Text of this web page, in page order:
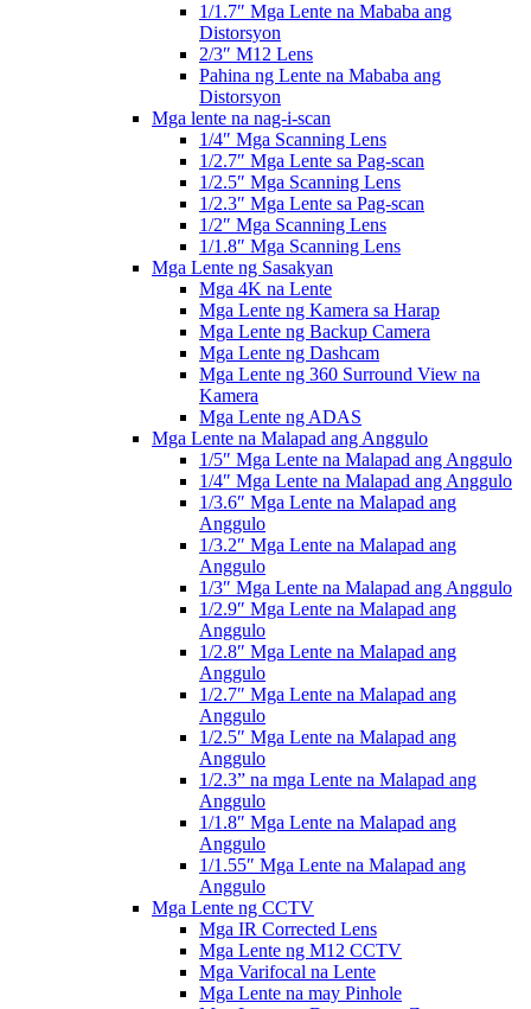
1/1.7″ Mga Lente na Mababa ang
Distorsyon
2/3″ M12 Lens
Pahina ng Lente na Mababa ang
Distorsyon
Mga lente na nag-i-scan
1/4″ Mga Scanning Lens
1/2.7″ Mga Lente sa Pag-scan
1/2.5″ Mga Scanning Lens
1/2.3″ Mga Lente sa Pag-scan
1/2″ Mga Scanning Lens
1/1.8″ Mga Scanning Lens
Mga Lente ng Sasakyan
Mga 4K na Lente
Mga Lente ng Kamera sa Harap
Mga Lente ng Backup Camera
Mga Lente ng Dashcam
Mga Lente ng 360 Surround View na
Kamera
Mga Lente ng ADAS
Mga Lente na Malapad ang Anggulo
1/5″ Mga Lente na Malapad ang Anggulo
1/4″ Mga Lente na Malapad ang Anggulo
1/3.6″ Mga Lente na Malapad ang
Anggulo
1/3.2″ Mga Lente na Malapad ang
Anggulo
1/3″ Mga Lente na Malapad ang Anggulo
1/2.9″ Mga Lente na Malapad ang
Anggulo
1/2.8″ Mga Lente na Malapad ang
Anggulo
1/2.7″ Mga Lente na Malapad ang
Anggulo
1/2.5″ Mga Lente na Malapad ang
Anggulo
1/2.3” na mga Lente na Malapad ang
Anggulo
1/1.8″ Mga Lente na Malapad ang
Anggulo
1/1.55″ Mga Lente na Malapad ang
Anggulo
Mga Lente ng CCTV
Mga IR Corrected Lens
Mga Lente ng M12 CCTV
Mga Varifocal na Lente
Mga Lente na may Pinhole